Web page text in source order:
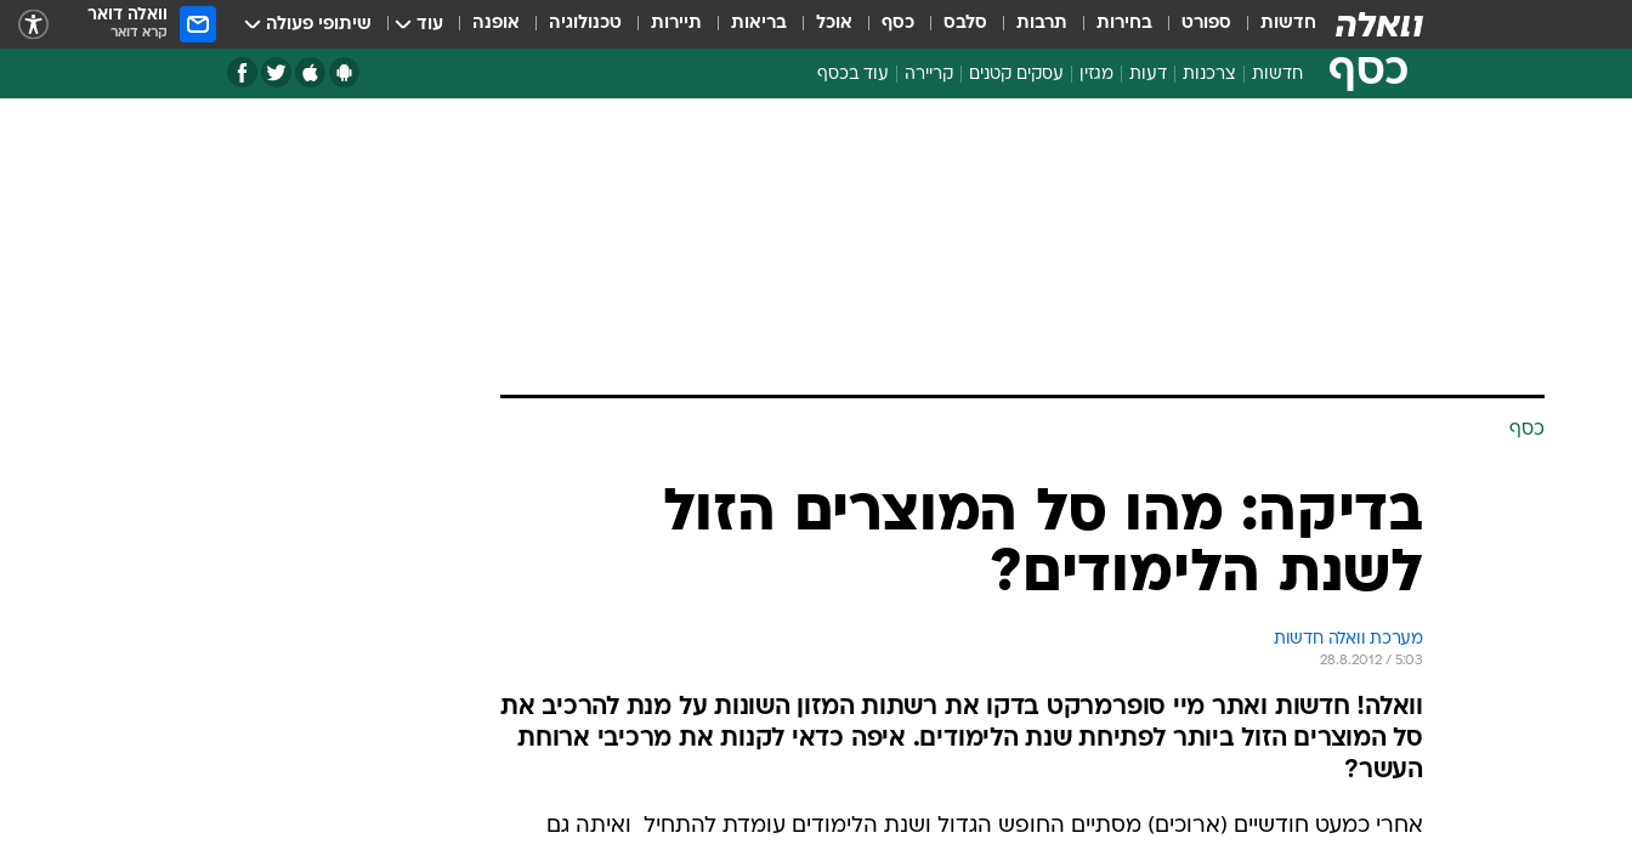
חדשות ספורט בחירות תרבות סלבס כסף אוכל בריאות תיירות טכנולוגיה אופנה עוד שיתופי פעולה וואלה דואר
קרא דואר
כסף חדשות צרכנות דעות מגזין עסקים קטנים קריירה עוד בכסף
כסף
בדיקה: מהו סל המוצרים הזול
לשנת הלימודים?
מערכת וואלה חדשות
28.8.2012 / 5:03
וואלה! חדשות ואתר מיי סופרמרקט בדקו את רשתות המזון השונות על מנת להרכיב את
סל המוצרים הזול ביותר לפתיחת שנת הלימודים. איפה כדאי לקנות את מרכיבי ארוחת
העשר?
אחרי כמעט חודשיים (ארוכים) מסתיים החופש הגדול ושנת הלימודים עומדת להתחיל  ואיתה גם